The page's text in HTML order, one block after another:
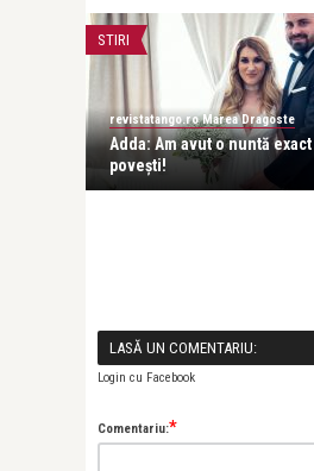
STIRI
revistatango.ro Marea Dragoste
Adda: Am avut o nuntă
povești!
LASĂ UN COMENTARIU:
Login cu Facebook
Comentariu:*